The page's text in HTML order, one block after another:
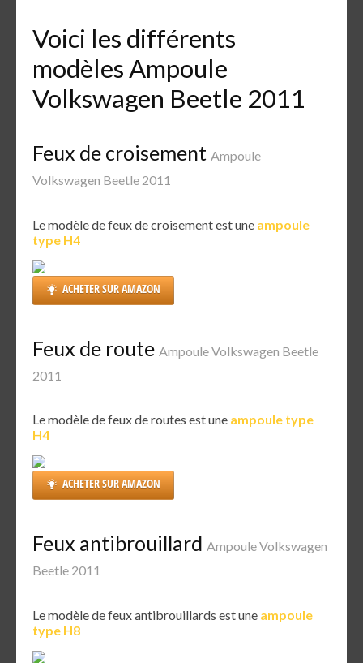
Voici les différents
modèles Ampoule
Volkswagen Beetle 2011
Feux de croisement Ampoule
Volkswagen Beetle 2011
Le modèle de feux de croisement est une ampoule
type H4
ACHETER SUR AMAZON
Feux de route Ampoule Volkswagen Beetle
2011
Le modèle de feux de routes est une ampoule type
H4
ACHETER SUR AMAZON
Feux antibrouillard Ampoule Volkswagen
Beetle 2011
Le modèle de feux antibrouillards est une ampoule
type H8